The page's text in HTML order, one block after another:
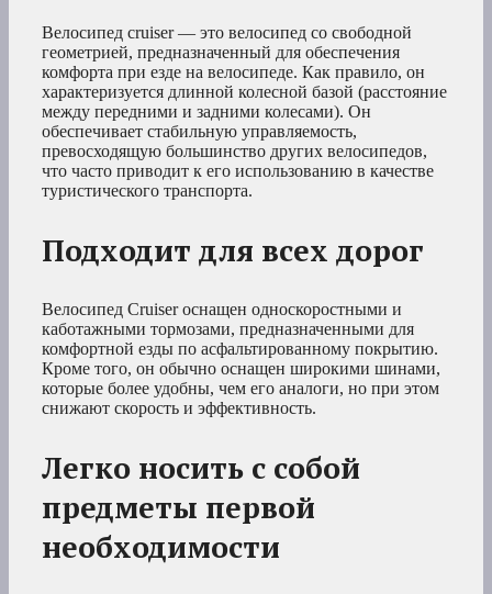
Велосипед cruiser — это велосипед со свободной
геометрией, предназначенный для обеспечения
комфорта при езде на велосипеде. Как правило, он
характеризуется длинной колесной базой (расстояние
между передними и задними колесами). Он
обеспечивает стабильную управляемость,
превосходящую большинство других велосипедов,
что часто приводит к его использованию в качестве
туристического транспорта.
Подходит для всех дорог
Велосипед Cruiser оснащен односкоростными и
каботажными тормозами, предназначенными для
комфортной езды по асфальтированному покрытию.
Кроме того, он обычно оснащен широкими шинами,
которые более удобны, чем его аналоги, но при этом
снижают скорость и эффективность.
Легко носить с собой
предметы первой
необходимости